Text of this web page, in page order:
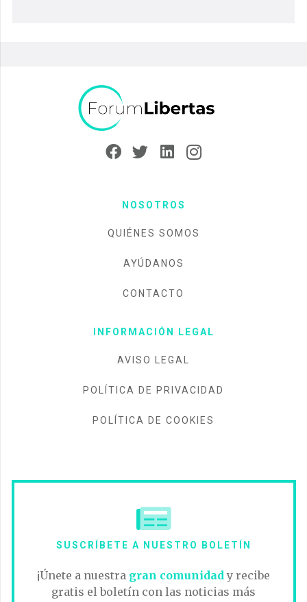
NOSOTROS
QUIÉNES SOMOS
AYÚDANOS
CONTACTO
INFORMACIÓN LEGAL
AVISO LEGAL
POLÍTICA DE PRIVACIDAD
POLÍTICA DE COOKIES
SUSCRÍBETE A NUESTRO BOLETÍN
¡Únete a nuestra gran comunidady recibe
gratis el boletín con las noticias más